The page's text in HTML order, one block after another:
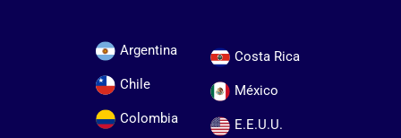
Argentina
Chile
Colombia
Costa Rica
México
E.E.U.U.